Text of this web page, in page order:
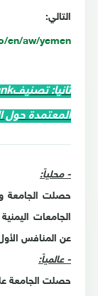
التالي:
en/aw/yemen
المعتمدة حول
- محلياً:
حصلت الجامعة
عن المنافس
- عالمياً: